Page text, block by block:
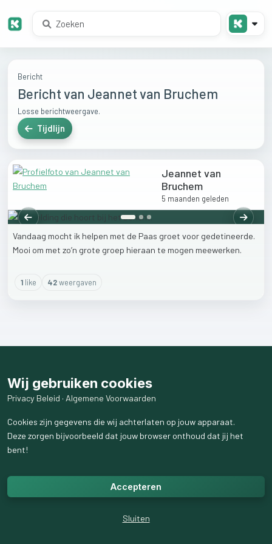
Bericht
Bericht van Jeannet van Bruchem
Losse berichtweergave.
Tijdlijn
Jeannet van
Bruchem
5 maanden geleden
Vorige
Vandaag mocht ik helpen met de Paas groet voor gedetineerde.
Mooi om met zo’n grote groep hieraan te mogen meewerken.
1like 42weergaven
Wij gebruiken cookies
Privacy Beleid · Algemene Voorwaarden
Cookies zijn gegevens die wij achterlaten op jouw apparaat.
Deze zorgen bijvoorbeeld dat jouw browser onthoud dat jij het
bent!
Accepteren
Sluiten